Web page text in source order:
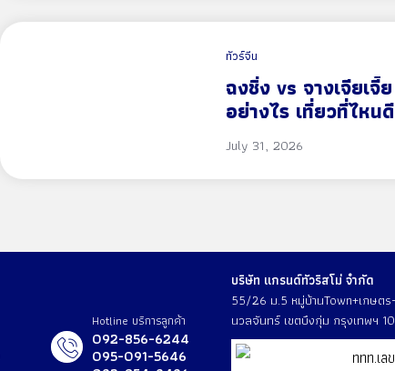
ทัวร์จีน
ฉงชิ่ง vs จางเจียเจี้
อย่างไร เที่ยวที่ไหน
2570
July 31, 2026
Hotline บริการลูกค้า
092-856-6244
095-091-5646
บริษัท แกรนด์ทัวริสโม่ จำกัด
55/26 ม.5 หมู่บ้านTown+เกษต
นวลจันทร์ เขตบึงกุ่ม กรุงเทพฯ
ททท.เล